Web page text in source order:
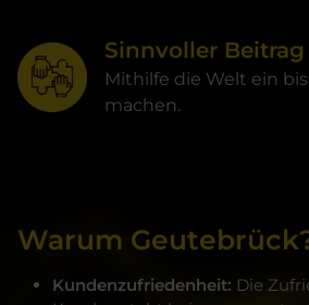
Sinnvoller Beitrag
Mithilfe die Welt ein
machen.
Warum
Kundenzufriedenheit: Die